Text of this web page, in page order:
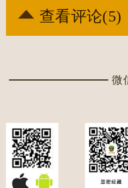
查看评论(5)
微